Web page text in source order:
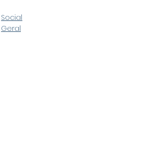
Social
Geral